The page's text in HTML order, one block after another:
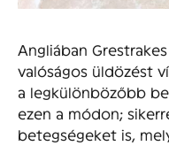
Angliában
valóságos üldözést
a legkülönbözőbb
ezen a módon;
betegségeket is,